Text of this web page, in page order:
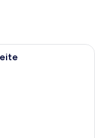
mit Bett,